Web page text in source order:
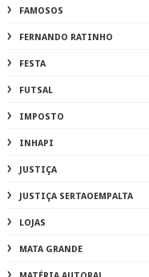
FAMOSOS
FERNANDO RATINHO
FESTA
FUTSAL
IMPOSTO
INHAPI
JUSTIÇA
JUSTIÇA SERTAOEMPALTA
LOJAS
MATA GRANDE